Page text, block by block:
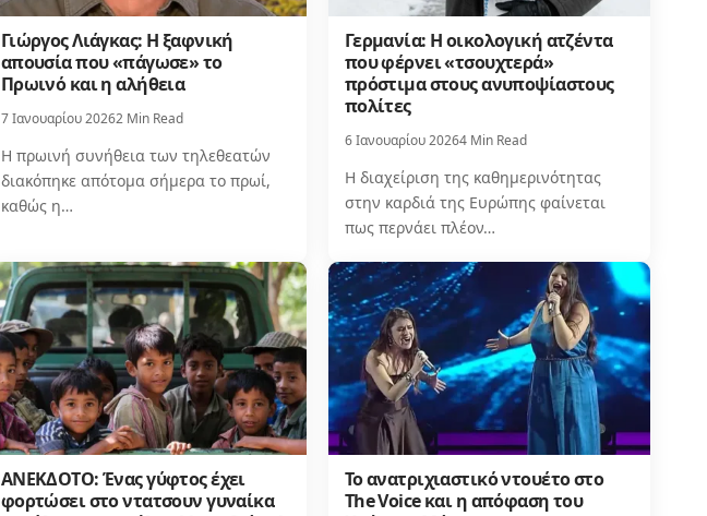
Γιώργος Λιάγκας: Η ξαφνική
απουσία που «πάγωσε» το
Πρωινό και η αλήθεια
7 Ιανουαρίου 20262 Min Read
Η πρωινή συνήθεια των τηλεθεατών
διακόπηκε απότομα σήμερα το πρωί,
καθώς η…
Γερμανία: Η οικολογική ατζέντα
που φέρνει «τσουχτερά»
πρόστιμα στους ανυποψίαστους
πολίτες
6 Ιανουαρίου 20264 Min Read
Η διαχείριση της καθημερινότητας
στην καρδιά της Ευρώπης φαίνεται
πως περνάει πλέον…
ΑΝΕΚΔΟΤΟ: Ένας γύφτος έχει
φορτώσει στο ντατσουν γυναίκα
Το ανατριχιαστικό ντουέτο στο
The Voice και η απόφαση του